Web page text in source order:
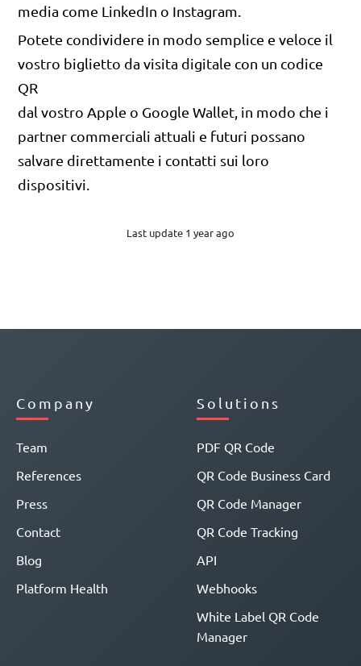
media come LinkedIn o Instagram.
Potete condividere in modo semplice e veloce il
vostro biglietto da visita digitale con un codice
QR
dal vostro Apple o Google Wallet, in modo che i
partner commerciali attuali e futuri possano
salvare direttamente i contatti sui loro
dispositivi.
Last update 1 year ago
Company
Team
References
Press
Contact
Blog
Platform Health
Solutions
PDF QR Code
QR Code Business Card
QR Code Manager
QR Code Tracking
API
Webhooks
White Label QR Code
Manager